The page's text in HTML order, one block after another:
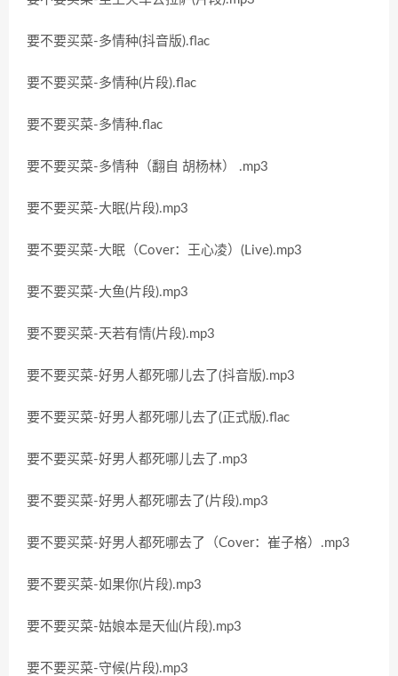
要不要买菜-多情种(抖音版).flac
要不要买菜-多情种(片段).flac
要不要买菜-多情种.flac
要不要买菜-多情种（翻自 胡杨林） .mp3
要不要买菜-大眠(片段).mp3
要不要买菜-大眠（Cover：王心凌）(Live).mp3
要不要买菜-大鱼(片段).mp3
要不要买菜-天若有情(片段).mp3
要不要买菜-好男人都死哪儿去了(抖音版).mp3
要不要买菜-好男人都死哪儿去了(正式版).flac
要不要买菜-好男人都死哪儿去了.mp3
要不要买菜-好男人都死哪去了(片段).mp3
要不要买菜-好男人都死哪去了（Cover：崔子格）.mp3
要不要买菜-如果你(片段).mp3
要不要买菜-姑娘本是天仙(片段).mp3
要不要买菜-守候(片段).mp3